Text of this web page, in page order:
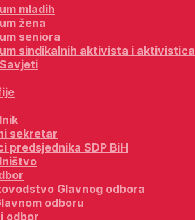
mladih
žena
seniora
sindikalnih aktivista i aktivistica
sekretar
predsjednika SDP BiH
Glavnog odbora
odboru
odbor